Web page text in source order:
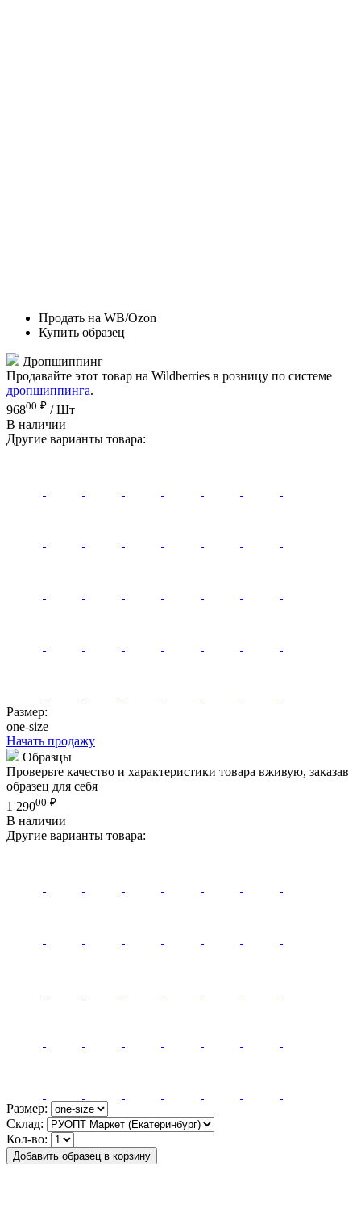
Продать на WB/Ozon
Купить образец
Дропшиппинг
Продавайте этот товар на Wildberries в розницу по системе
дропшиппинга.
96800 ₽ / Шт
В наличии
Другие варианты товара:
Размер:
one-size
Начать продажу
Образцы
Проверьте качество и характеристики товара вживую, заказав
образец для себя
1 29000 ₽
В наличии
Другие варианты товара:
Размер:
Склад:
Кол-во:
Добавить образец в корзину